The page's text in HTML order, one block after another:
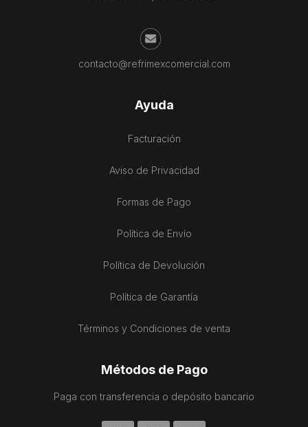
contacto@refrimexcomercial.com
Ayuda
Facturación
Aviso de Privacidad
Formas de Pago
Política de Envío
Política de Devolución
Política de Garantía
Términos y Condiciones de venta
Métodos de Pago
Paga con transferencia o depósito bancario